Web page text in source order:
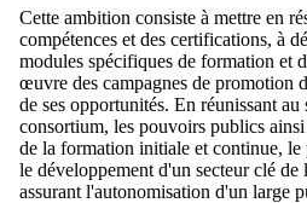
Cette ambition consiste à mettre en
compétences et des certifications, à
modules spécifiques de formation et
œuvre des campagnes de promotion
de ses opportunités. En réunissant au
consortium, les pouvoirs publics
de la formation initiale et continue,
le développement d'un secteur clé de
assurant l'autonomisation d'un large